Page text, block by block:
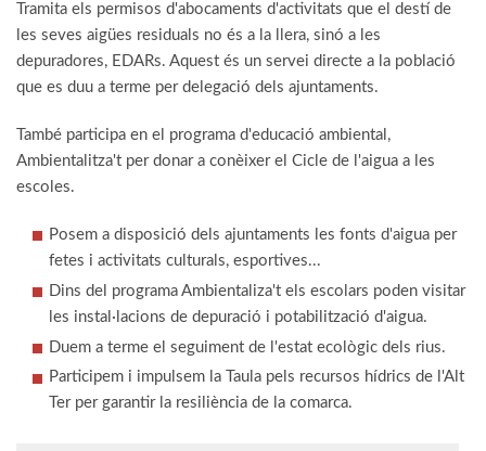
Tramita els permisos d'abocaments d'activitats que el destí de
les seves aigües residuals no és a la llera, sinó a les
depuradores, EDARs. Aquest és un servei directe a la població
que es duu a terme per delegació dels ajuntaments.
També participa en el programa d'educació ambiental,
Ambientalitza't per donar a conèixer el Cicle de l'aigua a les
escoles.
Posem a disposició dels ajuntaments les fonts d'aigua per
fetes i activitats culturals, esportives...
Dins del programa Ambientaliza't els escolars poden visitar
les instal·lacions de depuració i potabilització d'aigua.
Duem a terme el seguiment de l'estat ecològic dels rius.
Participem i impulsem la Taula pels recursos hídrics de l'Alt
Ter per garantir la resiliència de la comarca.